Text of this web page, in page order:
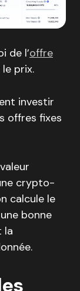
de l’offre
prix.
investir
offres fixes
crypto-
calcule le
bonne
la